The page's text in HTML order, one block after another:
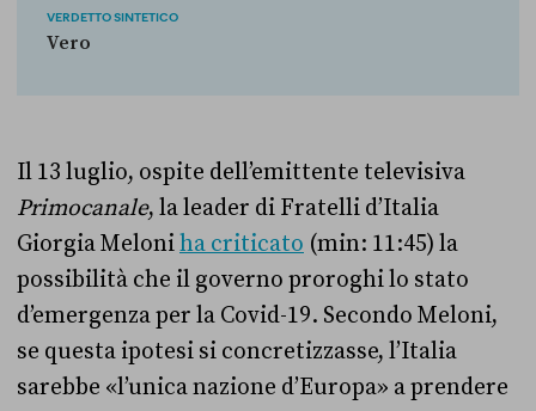
VERDETTO SINTETICO
Vero
Il 13 luglio, ospite dell’emittente televisiva
Primocanale, la leader di Fratelli d’Italia
Giorgia Meloniha criticato (min: 11:45) la
possibilità che il governo proroghi lo stato
d’emergenza per la Covid-19. Secondo Meloni,
se questa ipotesi si concretizzasse, l’Italia
sarebbe «l’unica nazione d’Europa» a prendere